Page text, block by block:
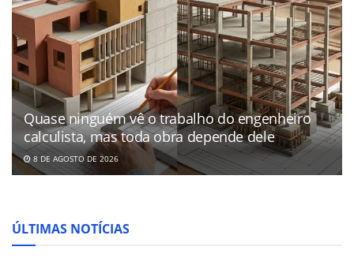
Quase ninguém vê o trabalho do engenheiro
calculista, mas toda obra depende dele
8 DE AGOSTO DE 2026
ÚLTIMAS NOTÍCIAS